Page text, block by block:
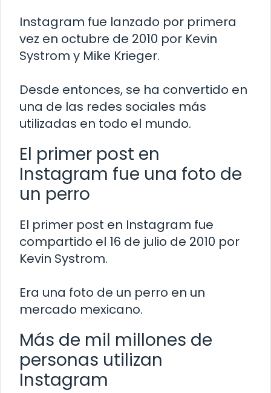
Instagram fue lanzado por primera
vez en octubre de 2010 por Kevin
Systrom y Mike Krieger.
Desde entonces, se ha convertido en
una de las redes sociales más
utilizadas en todo el mundo.
El primer post en
Instagram fue una foto de
un perro
El primer post en Instagram fue
compartido el 16 de julio de 2010 por
Kevin Systrom.
Era una foto de un perro en un
mercado mexicano.
Más de mil millones de
personas utilizan
Instagram